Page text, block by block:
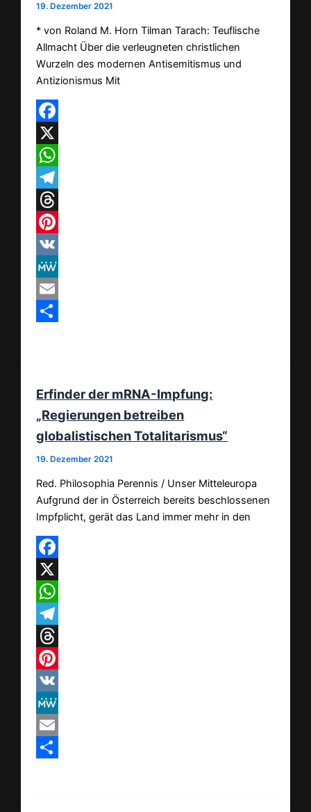
19. Dezember 2021
* von Roland M. Horn Tilman Tarach: Teuflische
Allmacht Über die verleugneten christlichen
Wurzeln des modernen Antisemitismus und
Antizionismus Mit
Facebook
X
WhatsApp
Telegram
Threads
Pinterest
VK
MeWe
Email
Erfinder der mRNA-Impfung:
„Regierungen betreiben
globalistischen Totalitarismus“
19. Dezember 2021
Red. Philosophia Perennis / Unser Mitteleuropa
Aufgrund der in Österreich bereits beschlossenen
Impfplicht, gerät das Land immer mehr in den
Facebook
X
WhatsApp
Telegram
Threads
Pinterest
VK
MeWe
Email